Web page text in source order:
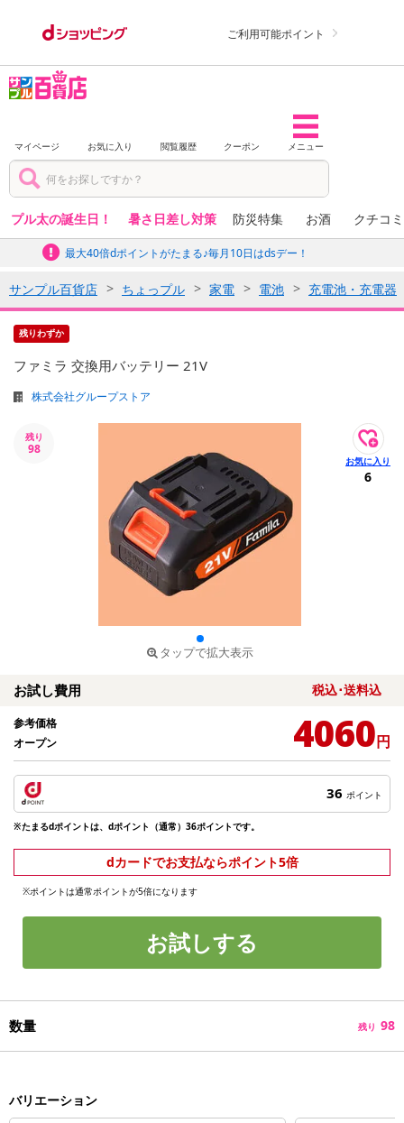
ご利用可能ポイント
マイページ お気に入り 閲覧履歴 クーポン メニュー
プル太の誕生日！ 暑さ日差し対策 防災特集 お酒 クチコ
最大40倍dポイントがたまる♪毎月10日はdsデー！
サンプル百貨店 ちょっプル 家電 電池 充電池・充電器
残りわずか
ファミラ 交換用バッテリー 21V
株式会社グループストア
残り
98
タップで拡大表示
6
お試し費用 税込･送料込
参考価格
オープン
4060円
36 ポイント
※たまるdポイントは、dポイント（通常）36ポイントです。
dカードでお支払ならポイント5倍
※ポイントは通常ポイントが5倍になります
お試しする
数量 残り 98
バリエーション